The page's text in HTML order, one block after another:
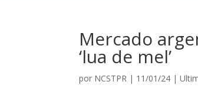
Mercado
‘lua de mel’
por NCSTPR | 11/01/24 |